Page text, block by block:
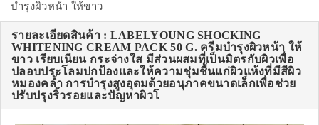
บำรุงผิวหน้า ให้ขาว
รายละเอียดสินค้า : LABELYOUNG SHOCKING
WHITENING CREAM PACK 50 G. ครีมบำรุงผิวหน้า ให้
ขาว เรียบเนียน กระจ่างใส มีส่วนผสมที่เป็นมิตรกับผิวเพื่อ
ปลอบประโลมปกป้องและให้ความชุ่มชื้นแก่ผิวแห้งที่มีสีผิว
หมองคล้ำ การบำรุงสูงอุดมด้วยอนุภาคขนาดเล็กเพื่อช่วย
ปรับปรุงริ้วรอยและปัญหาผิวโ